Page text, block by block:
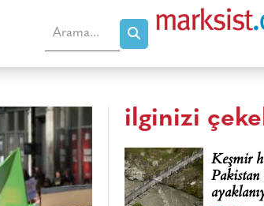
ilginizi
Keşmir
Pakistan